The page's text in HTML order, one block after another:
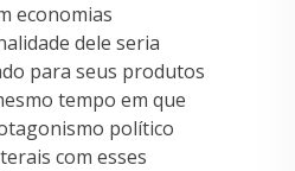
economias
dele seria
para seus produtos
tempo em que
político
com esses